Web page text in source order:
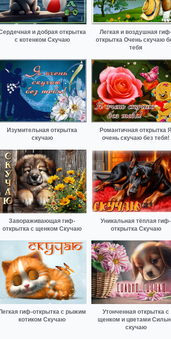
и добрая открытка
с котенком Скучаю
Легкая и воздушная
открытка Очень скучаю
тебя
Изумительная открытка
скучаю
Романтичная открытка Я
очень скучаю без тебя!
Завораживающая гиф-
открытка с щенком Скучаю
Уникальная тёплая гиф-
открытка Скучаю
гиф-открытка с рыжим
котиком Скучаю
Утонченная открытка с
щенком и цветами
скучаю